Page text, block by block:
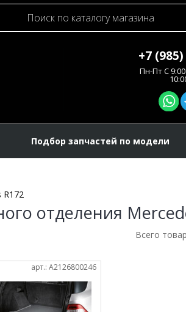
+7
Пн-Пт C
Подбор запчастей по модели
R172
отделения
Всего
арт.: A2126800246